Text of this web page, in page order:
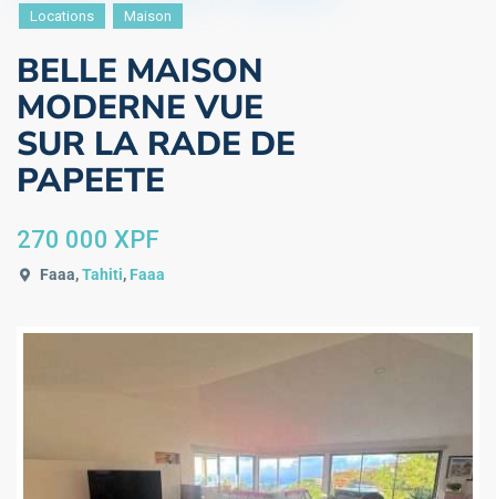
Locations Maison
BELLE MAISON
MODERNE VUE
SUR LA RADE DE
PAPEETE
270 000 XPF
Faaa,Tahiti, Faaa